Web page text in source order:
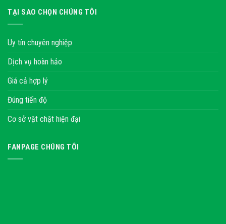
TẠI SAO CHỌN CHÚNG TÔI
Uy tín chuyên nghiệp
Dịch vụ hoàn hảo
Giá cả hợp lý
Đúng tiến độ
Cơ sở vật chật hiện đại
FANPAGE CHÚNG TÔI